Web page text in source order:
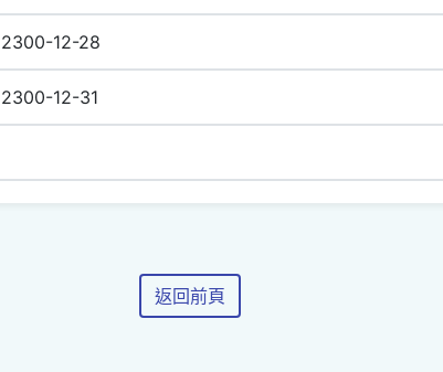
2300-12-28
2300-12-31
返回前頁